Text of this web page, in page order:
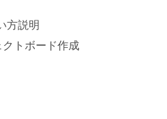
方説明
トボード作成